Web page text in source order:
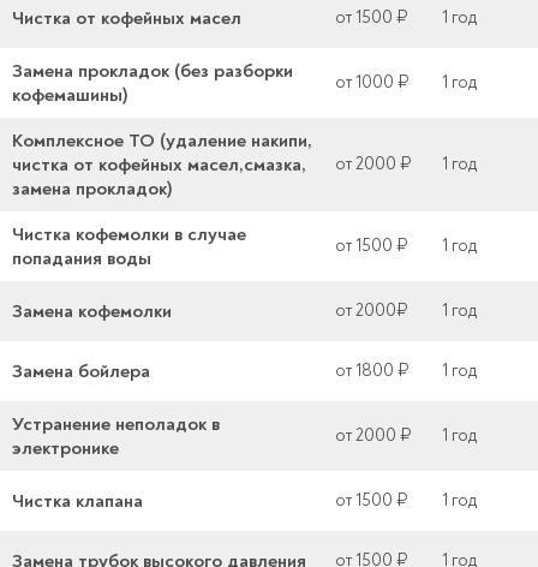
Чистка от кофейных масел от 1500 ₽ 1 год
Замена прокладок (без разборки
кофемашины)
от 1000 ₽ 1 год
Комплексное ТО (удаление накипи,
чистка от кофейных масел,смазка,
замена прокладок)
от 2000 ₽ 1 год
Чистка кофемолки в случае
попадания воды
от 1500 ₽ 1 год
Замена кофемолки от 2000₽ 1 год
Замена бойлера от 1800 ₽ 1 год
Устранение неполадок в
электронике
от 2000 ₽ 1 год
Чистка клапана от 1500 ₽ 1 год
Замена трубок высокого давления от 1500 ₽ 1 год